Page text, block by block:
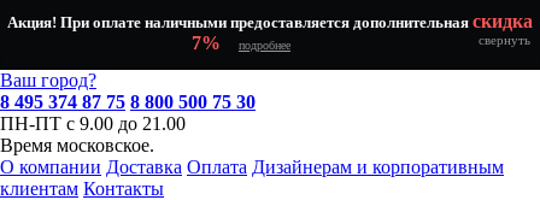
Акция! При оплате наличными предоставляется дополнительная скидка
7%
подробнее свернуть
Ваш город?
8 495 374 87 75 8 800 500 75 30
ПН-ПТ с 9.00 до 21.00
Время московское.
О компании Доставка Оплата Дизайнерам и корпоративным
клиентам Контакты